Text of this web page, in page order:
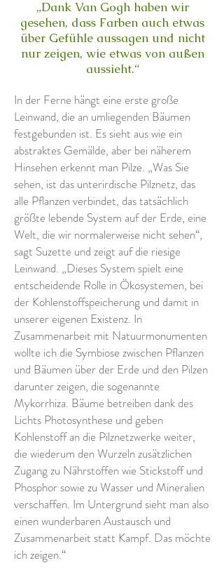
„Dank Van Gogh haben wir
gesehen, dass Farben auch etwas
über Gefühle aussagen und nicht
nur zeigen, wie etwas von außen
aussieht.“
In der Ferne hängt eine erste große
Leinwand, die an umliegenden Bäumen
festgebunden ist. Es sieht aus wie ein
abstraktes Gemälde, aber bei näherem
Hinsehen erkennt man Pilze. „Was Sie
sehen, ist das unterirdische Pilznetz, das
alle Pflanzen verbindet, das tatsächlich
größte lebende System auf der Erde, eine
Welt, die wir normalerweise nicht sehen“,
sagt Suzette und zeigt auf die riesige
Leinwand. „Dieses System spielt eine
entscheidende Rolle in Ökosystemen, bei
der Kohlenstoffspeicherung und damit in
unserer eigenen Existenz. In
Zusammenarbeit mit Natuurmonumenten
wollte ich die Symbiose zwischen Pflanzen
und Bäumen über der Erde und den Pilzen
darunter zeigen, die sogenannte
Mykorrhiza. Bäume betreiben dank des
Lichts Photosynthese und geben
Kohlenstoff an die Pilznetzwerke weiter,
die wiederum den Wurzeln zusätzlichen
Zugang zu Nährstoffen wie Stickstoff und
Phosphor sowie zu Wasser und Mineralien
verschaffen. Im Untergrund sieht man also
einen wunderbaren Austausch und
Zusammenarbeit statt Kampf. Das möchte
ich zeigen.“